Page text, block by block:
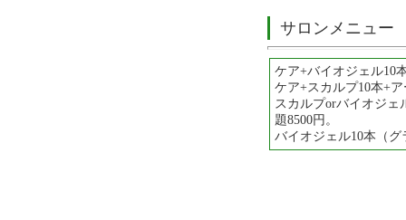
サロンメニュー
ケア+バイオジェル10
ケア+スカルプ10本+
スカルプorバイオジェ
題8500円。
バイオジェル10本（グ